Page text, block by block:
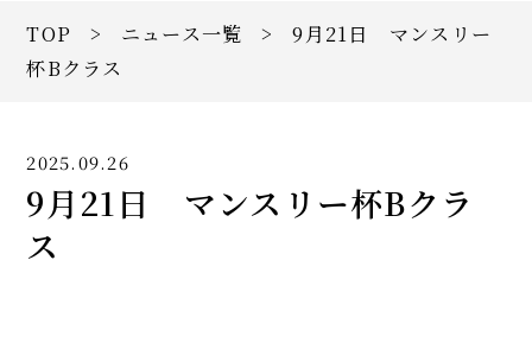
TOP > ニュース一覧 > 9月21日 マンスリー
杯Bクラス
2025.09.26
9月21日 マンスリー杯Bクラ
ス